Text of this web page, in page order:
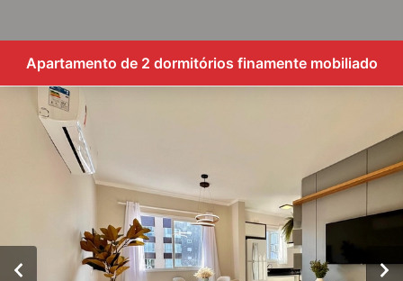
Apartamento de 2 dormitórios finamente mobiliado